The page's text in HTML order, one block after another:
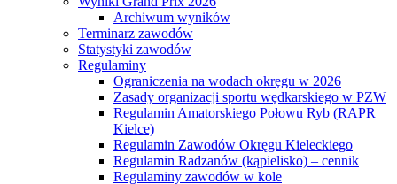
Archiwum wyników
Terminarz zawodów
Statystyki zawodów
Regulaminy
Ograniczenia na wodach okręgu w 2026
Zasady organizacji sportu wędkarskiego w PZW
Regulamin Amatorskiego Połowu Ryb (RAPR
Kielce)
Regulamin Zawodów Okręgu Kieleckiego
Regulamin Radzanów (kąpielisko) – cennik
Regulaminy zawodów w kole